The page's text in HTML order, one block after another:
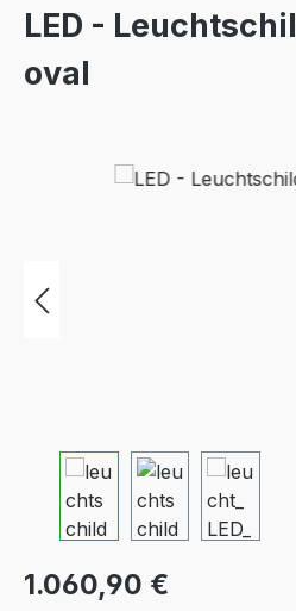
LED -
oval
Bildergalerie überspringen
Regulärer Preis:
1.060,90 €